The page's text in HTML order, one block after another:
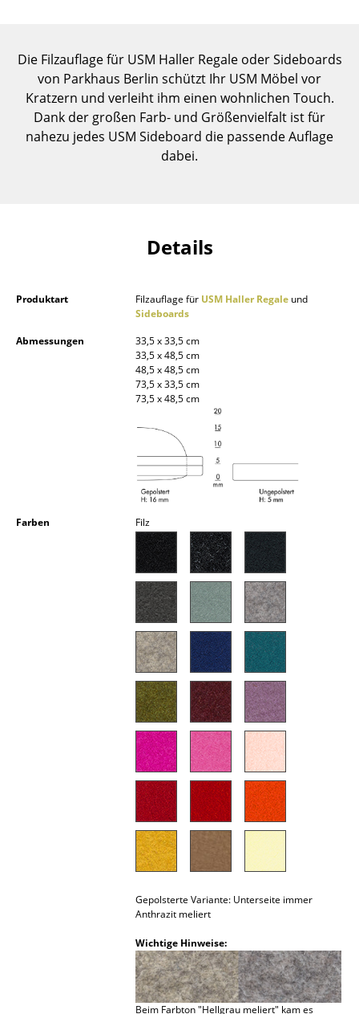
Regale & Schränke
Bücherregale
Wandregale
Sideboards & Kommoden
Kleinaufbewahrung
Einzelteile
... alle Aufbewahrungsmöbel
Hängeleuchten & Deckenleuchten
Stehleuchten & Leseleuchten
Outdoor-Leuchten
Nachttische & Bettzubehör
Die Filzauflage für USM Haller Regale oder Sideboards
von Parkhaus Berlin schützt Ihr USM Möbel vor
Kratzern und verleiht ihm einen wohnlichen Touch.
Dank der großen Farb- und Größenvielfalt ist für
nahezu jedes USM Sideboard die passende Auflage
dabei.
Details
Produktart Filzauflage für USM Haller Regale und
Sideboards
Abmessungen
33,5 x 33,5 cm
33,5 x 48,5 cm
48,5 x 48,5 cm
73,5 x 33,5 cm
73,5 x 48,5 cm
Farben Filz
Gepolsterte Variante: Unterseite immer
Anthrazit meliert
Wichtige Hinweise:
Beim Farbton "Hellgrau meliert" kam es